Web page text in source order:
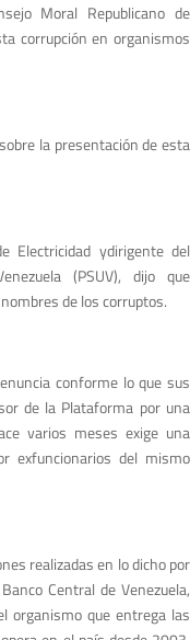
Moral Republicano de
corrupción en organismos
la presentación de esta
Electricidad ydirigente del
(PSUV), dijo que
de los corruptos.
conforme lo que sus
de la Plataforma por una
varios meses exige una
exfuncionarios del mismo
realizadas en lo dicho por
Central de Venezuela,
organismo que entrega las